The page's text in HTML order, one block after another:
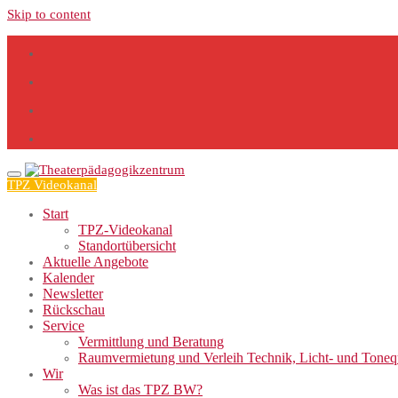
Skip to content
TPZ Videokanal
Start
TPZ-Videokanal
Standortübersicht
Aktuelle Angebote
Kalender
Newsletter
Rückschau
Service
Vermittlung und Beratung
Raumvermietung und Verleih Technik, Licht- und
Wir
Was ist das TPZ BW?